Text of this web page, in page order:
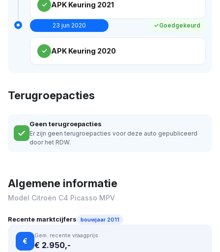
APK Keuring 2021
23 jun 2020 Goedgekeurd
APK Keuring 2020
Terugroepacties
Geen terugroepacties
Er zijn geen terugroepacties voor deze auto gepubliceerd
door het RDW.
Algemene informatie
Model Citroën C4 Picasso MPV
Recente marktcijfers bouwjaar 2011
€
Gem. recente vraagprijs
€ 2.950,-